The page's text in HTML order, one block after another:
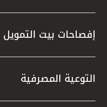
إفصاحات بيت
التوعية المصرفية